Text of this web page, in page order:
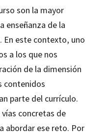
son la mayor
enseñanza de la
En este contexto, uno
a los que nos
de la dimensión
contenidos
parte del currículo.
concretas de
abordar ese reto. Por